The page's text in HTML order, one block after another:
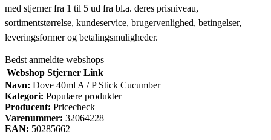
med stjerner fra 1 til 5 ud fra bl.a. deres prisniveau,
sortimentstørrelse, kundeservice, brugervenlighed, betingelser,
leveringsformer og betalingsmuligheder.
Bedst anmeldte webshops
Webshop Stjerner Link
Navn: Dove 40ml A / P Stick Cucumber
Kategori: Populære produkter
Producent: Pricecheck
Varenummer: 32064228
EAN: 50285662